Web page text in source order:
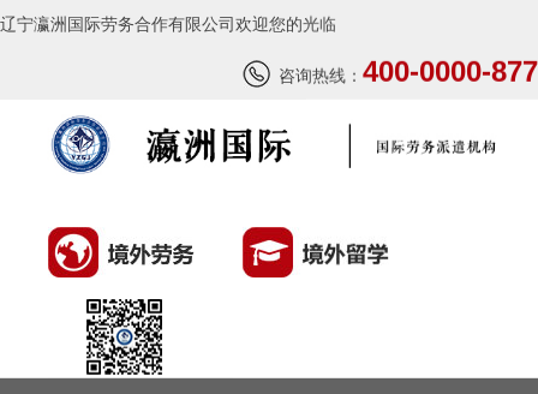
辽宁瀛洲国际劳务合作有限公司欢迎您的光临
咨询热线： 400-0000-877